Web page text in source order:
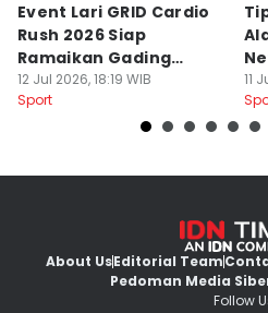
Event Lari GRID Cardio
Rush 2026 Siap
Ramaikan Gading
Serpong
12 Jul 2026, 18:19 WIB
Sport
11
About UsEditorial Team
Pedoman Media
Follow